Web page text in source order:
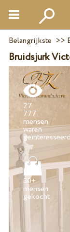
Belangrijkste >>
Bruidsjurk
27
777
mensen
waren
30+
mensen